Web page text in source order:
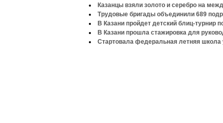
Казанцы взяли золото и серебро на
Трудовые бригады объединили 689
В Казани пройдет детский блиц-турнир
В Казани прошла стажировка для
Стартовала федеральная летняя школа